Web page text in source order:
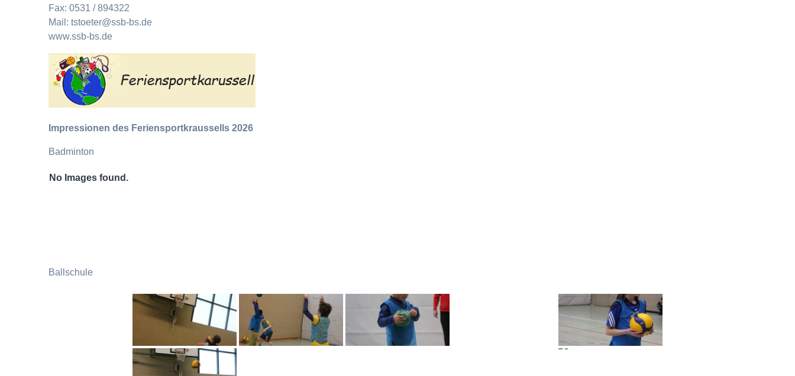
Fax: 0531 / 894322
Mail: tstoeter@ssb-bs.de
www.ssb-bs.de
Impressionen des Feriensportkraussells 2026
Badminton
No Images found.
Ballschule